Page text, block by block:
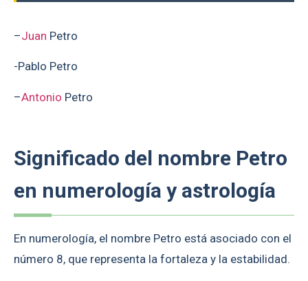
–Juan Petro
-Pablo Petro
–Antonio Petro
Significado del nombre Petro
en numerología y astrología
En numerología, el nombre Petro está asociado con el
número 8, que representa la fortaleza y la estabilidad.